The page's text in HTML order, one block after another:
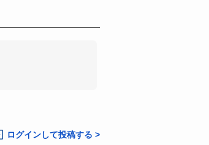
ログインして投稿する >